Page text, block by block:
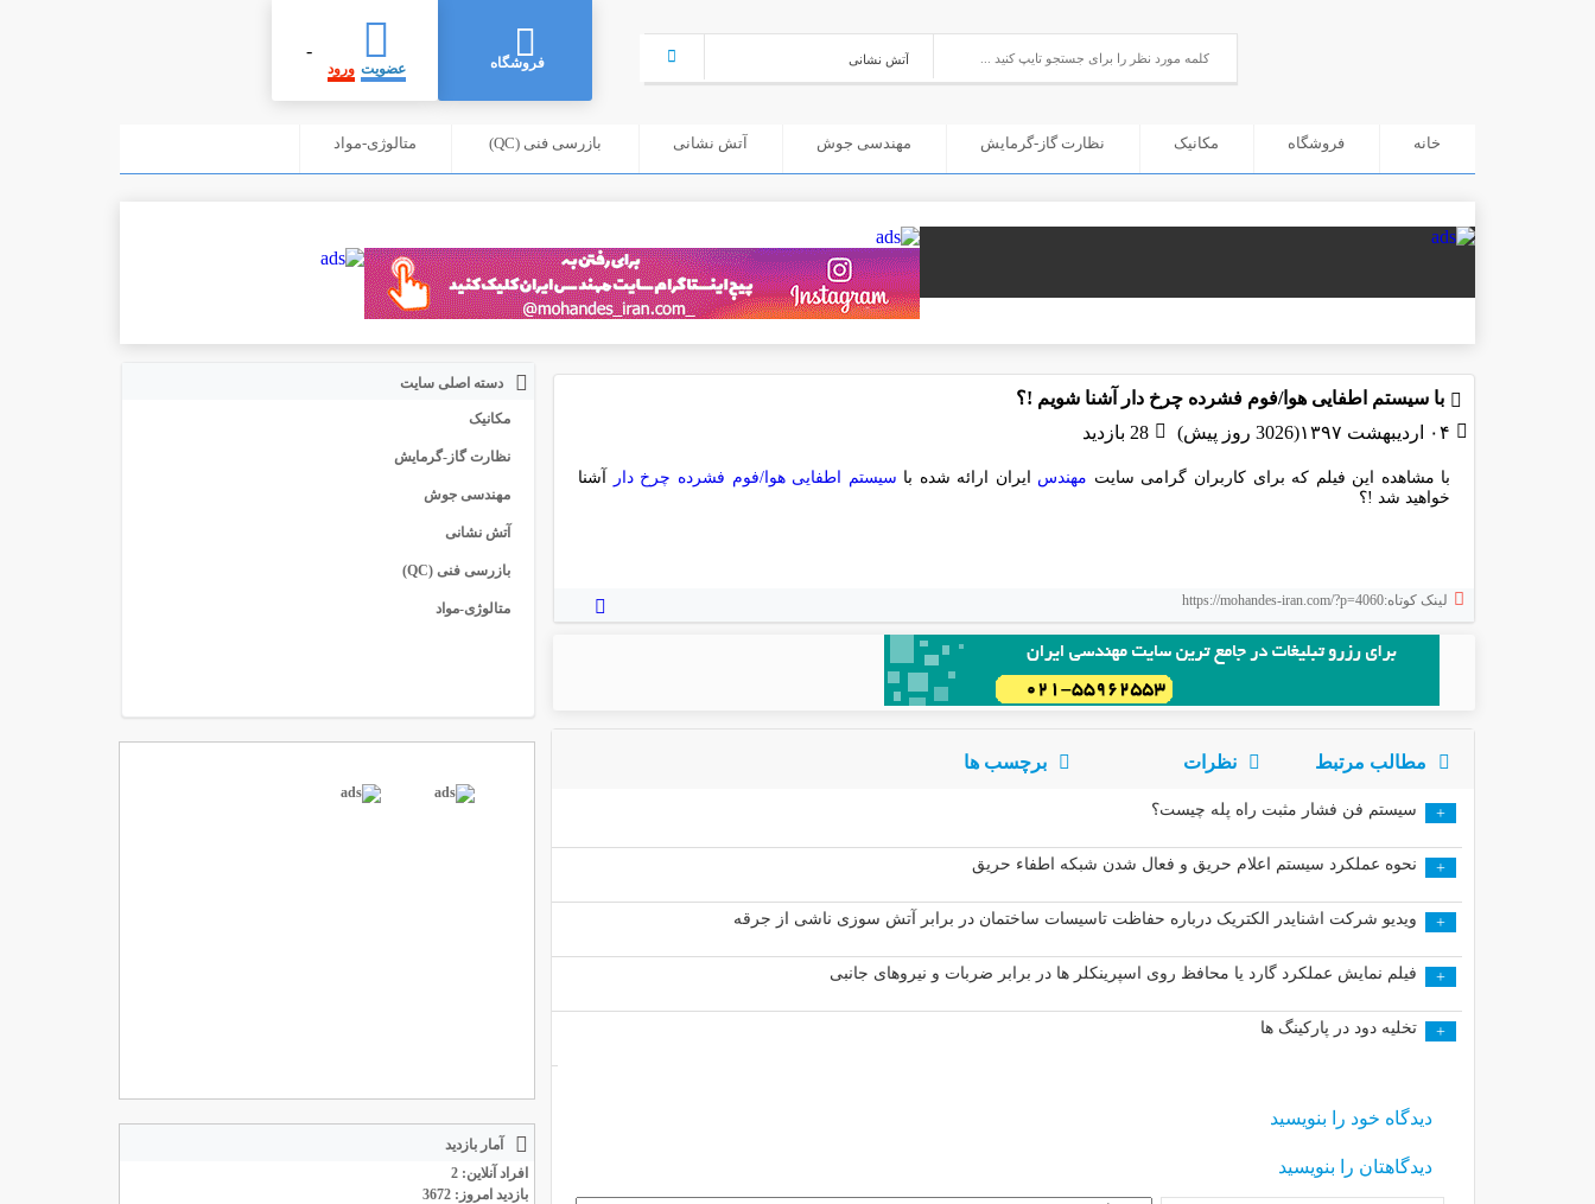
فروشگاه عضویت
-
ورود
خانه فروشگاه مکانیک نظارت گاز-گرمایش مهندسی جوش آتش نشانی بازرسی فنی (QC) متالوژی-مواد
با سیستم اطفایی هوا/فوم فشرده چرخ دار آشنا شویم !؟
۰۴ اردیبهشت ۱۳۹۷(3026 روز پیش)
28 بازدید
با مشاهده این فیلم که برای کاربران گرامی سایت مهندس ایران ارائه شده با سیستم اطفایی هوا/فوم فشرده چرخ دار
آشنا
خواهید شد !؟
لینک کوتاه:https://mohandes-iran.com/?p=4060
مطالب مرتبط نظرات برچسب ها
+ سیستم فن فشار مثبت راه پله چیست؟
+ نحوه عملکرد سیستم اعلام حریق و فعال شدن شبکه اطفاء حریق
+ ویدیو شرکت اشنایدر الکتریک درباره حفاظت تاسیسات ساختمان در برابر آتش سوزی ناشی از جرقه
+ فیلم نمایش عملکرد گارد یا محافظ روی اسپرینکلر ها در برابر ضربات و نیروهای جانبی
+ تخلیه دود در پارکینگ ها
دیدگاه خود را بنویسید
دیدگاهتان را بنویسید
دسته اصلی سایت
مکانیک
نظارت گاز-گرمایش
مهندسی جوش
آتش نشانی
بازرسی فنی (QC)
متالوژی-مواد
آمار بازدید
افراد آنلاین: 2
بازدید امروز: 3672